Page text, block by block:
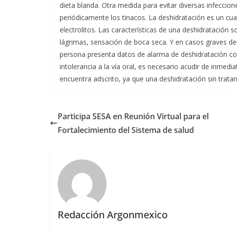
dieta blanda. Otra medida para evitar diversas
periódicamente los tinacos. La deshidratación es un
electrolitos. Las características de una deshidratación
lágrimas, sensación de boca seca. Y en casos graves
persona presenta datos de alarma de deshidratación
intolerancia a la vía oral, es necesario acudir de
encuentra adscrito, ya que una deshidratación sin
Participa SESA en Reunión Virtual para el
Fortalecimiento del Sistema de salud
Redacción Argonmexico